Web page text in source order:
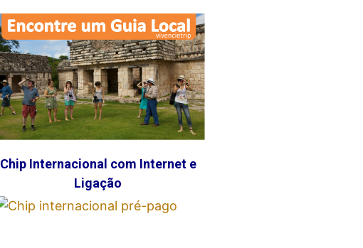
Chip Internacional com Internet e
Ligação